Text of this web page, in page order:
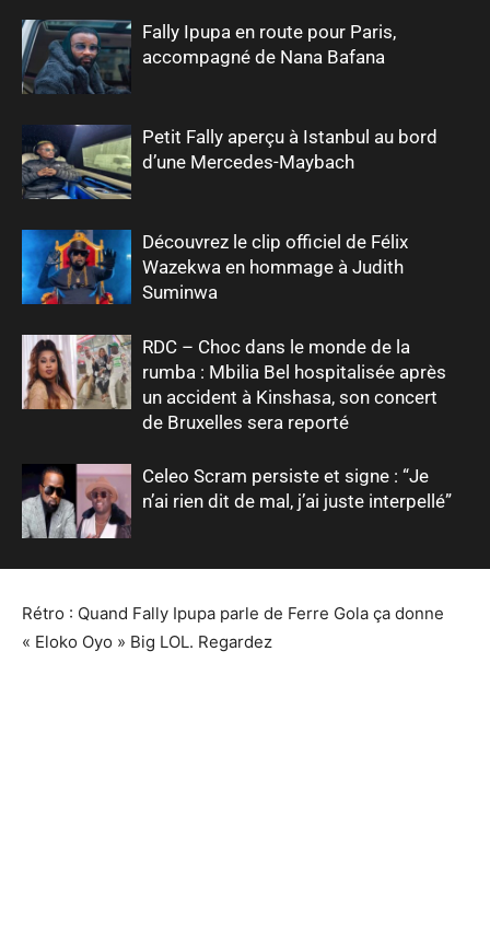
Fally Ipupa en route pour Paris,
accompagné de Nana Bafana
Petit Fally aperçu à Istanbul au bord
d’une Mercedes-Maybach
Découvrez le clip officiel de Félix
Wazekwa en hommage à Judith
Suminwa
RDC – Choc dans le monde de la
rumba : Mbilia Bel hospitalisée après
un accident à Kinshasa, son concert
de Bruxelles sera reporté
Celeo Scram persiste et signe : “Je
n’ai rien dit de mal, j’ai juste interpellé”
Rétro : Quand Fally Ipupa parle de Ferre Gola ça donne
« Eloko Oyo » Big LOL. Regardez